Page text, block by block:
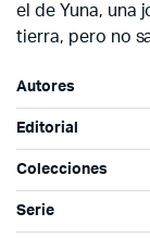
el de Yuna, una
tierra, pero no
Autores
Editorial
Colecciones
Serie